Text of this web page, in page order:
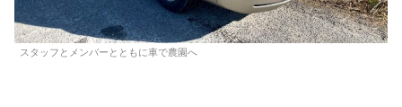
スタッフとメンバーとともに車で農園へ